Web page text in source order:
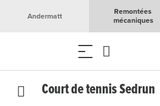
Andermatt
Remontées
mécaniques
Court de tennis Sedrun